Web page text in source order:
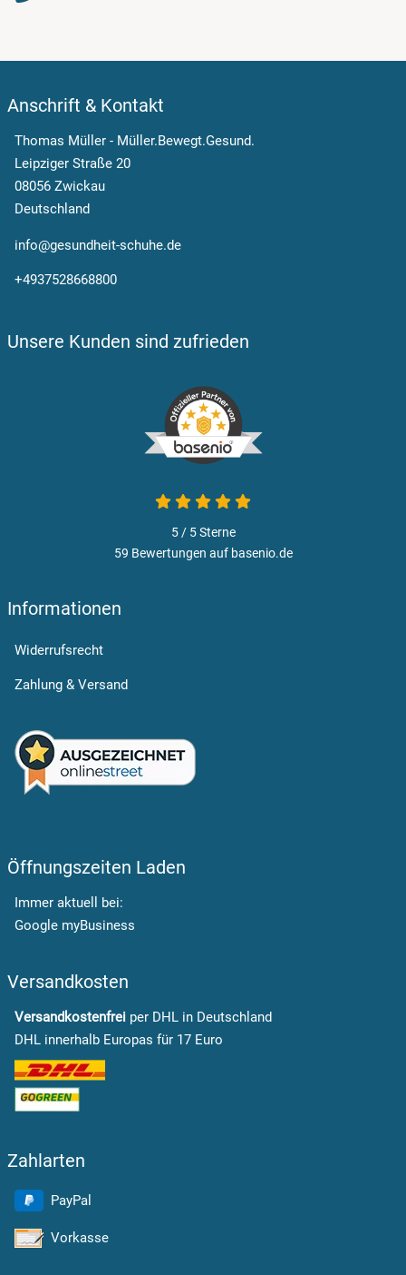
Anschrift & Kontakt
Thomas Müller - Müller.Bewegt.Gesund.
Leipziger Straße 20
08056 Zwickau
Deutschland
info@gesundheit-schuhe.de
+4937528668800
Unsere Kunden sind zufrieden
5 / 5Sterne
59 Bewertungen auf basenio.de
Informationen
Widerrufsrecht
Zahlung & Versand
Öffnungszeiten Laden
Immer aktuell bei:
Google myBusiness
Versandkosten
Versandkostenfrei per DHL in Deutschland
DHL innerhalb Europas für 17 Euro
Zahlarten
PayPal
Vorkasse